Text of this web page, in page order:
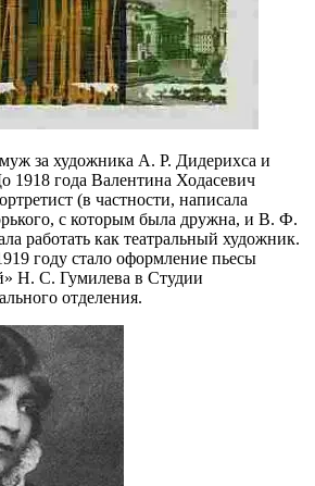
за художника А. Р. Дидерихса и
1918 года Валентина Ходасевич
(в частности, написала
с которым была дружна, и В. Ф.
работать как театральный художник.
году стало оформление пьесы
Н. С. Гумилева в Студии
отделения.